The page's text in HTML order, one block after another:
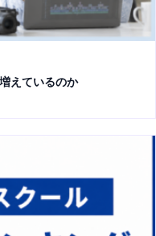
えているのか